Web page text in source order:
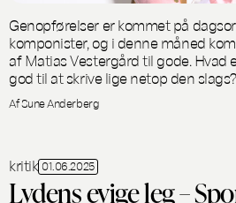
Genopførelser er kommet på
komponister, og i denne måned
af Matias Vestergård til gode. Hvad
god til at skrive lige netop den slags?
Af Sune Anderberg
kritik 01.06.2025
Lydens evige leg –